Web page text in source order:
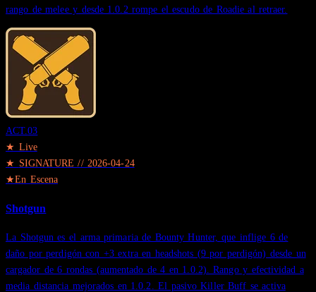
rango de melee y desde 1.0.2 rompe el escudo de Roadie al retraer.
ACT.03
★ Live
★ SIGNATURE // 2026-04-24
★En Escena
Shotgun
La Shotgun es el arma primaria de Bounty Hunter, que inflige 6 de
daño por perdigón con +3 extra en headshots (9 por perdigón) desde un
cargador de 6 rondas (aumentado de 4 en 1.0.2). Rango y efectividad a
media distancia mejorados en 1.0.2. El pasivo Killer Buff se activa